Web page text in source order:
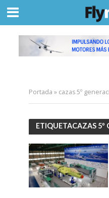
Portada » cazas 5º
ETIQUETACAZAS 5º